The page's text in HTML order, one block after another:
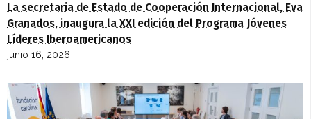
La secretaria de Estado de Cooperación Internacional, Eva
Granados, inaugura la XXI edición del Programa Jóvenes
Líderes Iberoamericanos
junio 16, 2026